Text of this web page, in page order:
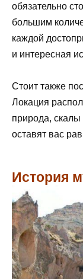
обязательно
большим
каждой
и интересная
Стоит также
Локация
природа, скалы
оставят вас
История